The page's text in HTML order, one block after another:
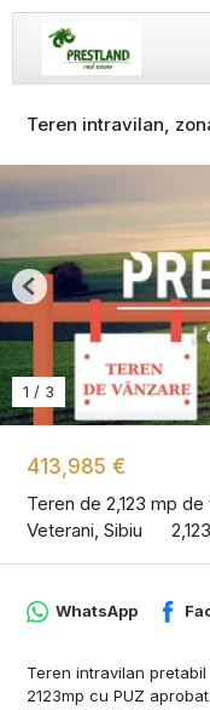
Teren intravilan,
413,985 €
Teren de 2,123 mp de
Veterani, Sibiu
1 / 3
Previous
WhatsApp
Teren intravilan
2123mp cu PUZ